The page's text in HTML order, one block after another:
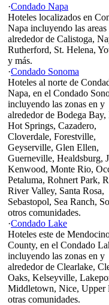
·Condado Napa
Hoteles localizados en
Napa incluyendo las areas
alrededor de Calistoga,
Rutherford, St. Helena,
y más.
·Condado Sonoma
Hoteles al norte de
Napa, en el Condado
incluyendo las zonas en y
alrededor de Bodega Bay,
Hot Springs, Cazadero,
Cloverdale, Forestville,
Geyserville, Glen Ellen,
Guerneville, Healdsburg,
Kenwood, Monte Rio,
Petaluma, Rohnert Park,
River Valley, Santa Rosa,
Sebastopol, Sea Ranch,
otros comunidades.
·Condado Lake
Hoteles este de
County, en el Condado
incluyendo las zonas en y
alrededor de Clearlake,
Oaks, Kelseyville,
Middletown, Nice, Upper
otras comunidades.